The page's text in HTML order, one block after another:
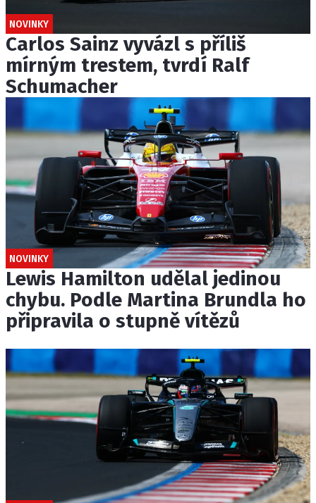
NOVINKY
Carlos Sainz vyvázl s příliš
mírným trestem, tvrdí Ralf
Schumacher
NOVINKY
Lewis Hamilton udělal jedinou
chybu. Podle Martina Brundla ho
připravila o stupně vítězů